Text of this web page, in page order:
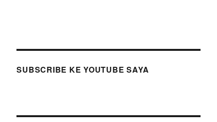
SUBSCRIBE KE YOUTUBE SAYA